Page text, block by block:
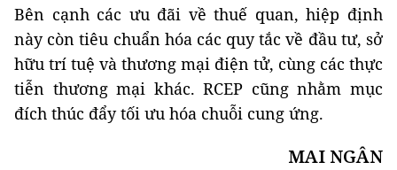
Bên cạnh các ưu đãi về thuế quan, hiệp định
này còn tiêu chuẩn hóa các quy tắc về đầu tư, sở
hữu trí tuệ và thương mại điện tử, cùng các thực
tiễn thương mại khác. RCEP cũng nhằm mục
đích thúc đẩy tối ưu hóa chuỗi cung ứng.
MAI NGÂN